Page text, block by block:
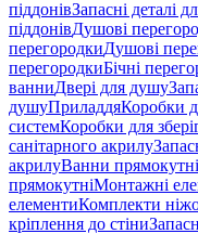
піддонівЗапасні деталі
піддонівДушові
перегородкиДушові
перегородкиБічні
ванниДвері для душу
душуПриладдяКоробки
системКоробки для
санітарного акрилу
акрилуВанни прямокутні
прямокутніМонтажні
елементиКомплекти
кріплення до стіни